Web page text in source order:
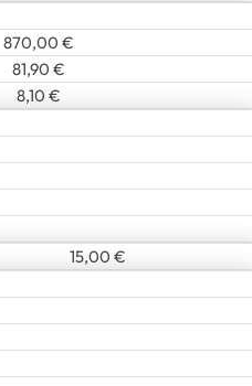
870,00 €
81,90 €
8,10 €
15,00 €